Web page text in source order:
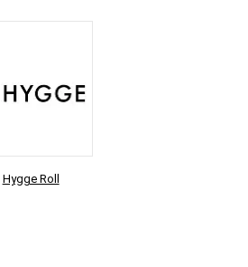
Hygge Roll